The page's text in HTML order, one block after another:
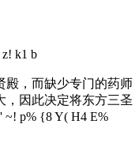
k1 b
殿，而缺少专门的药师
，因此决定将东方三圣
~! p% {8 Y( H4 E%